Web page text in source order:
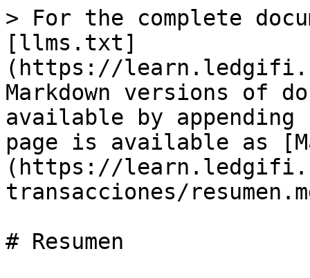
> For the complete
[llms.txt]
(https://
Markdown versions of
available by
page is available as
(https://
transacciones/
# Resumen